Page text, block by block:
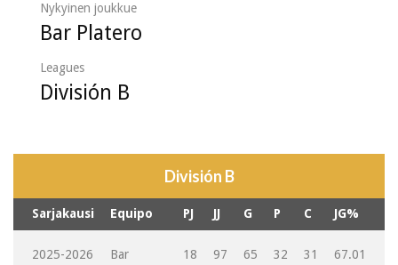
Nykyinen joukkue
Bar Platero
Leagues
División B
División B
Sarjakausi Equipo PJ JJ G P C JG%
2025-2026
Bar
18 97 65 32 31 67.01